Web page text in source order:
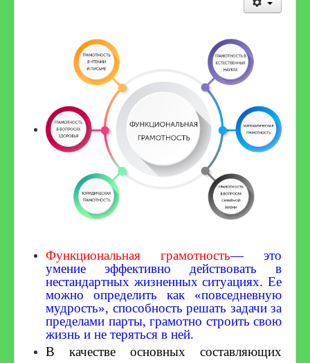
Карта сайта
Электронная приёмная
Наша школьная жизнь
Консультационный центр для родителей
Организация питания
Цифровая образовательная среда
Обновленный ФГОС
ВсОШ
Разговоры о важном
Наставничество
Профориентация
ФГОС СОО
Функ​циональная грамотность—это
умение эффективно действовать в
нестандартных жизненных ситуациях. Ее
можно определить как «повседневную
мудрость», способность решать задачи за
пределами парты, грамотно строить свою
жизнь и не теряться в ней.
В качестве основных составляющих